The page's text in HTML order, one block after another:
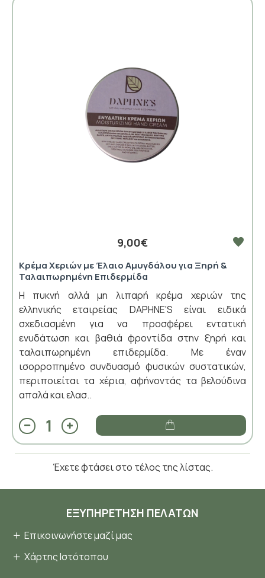
9,00€
Κρέμα Χεριών με Έλαιο Αμυγδάλου για Ξηρή &
Ταλαιπωρημένη Επιδερμίδα
Η πυκνή αλλά μη λιπαρή κρέμα χεριών της
ελληνικής εταιρείας DAPHNE'S είναι ειδικά
σχεδιασμένη για να προσφέρει εντατική
ενυδάτωση και βαθιά φροντίδα στην ξηρή και
ταλαιπωρημένη επιδερμίδα. Με έναν
ισορροπημένο συνδυασμό φυσικών συστατικών,
περιποιείται τα χέρια, αφήνοντάς τα βελούδινα
απαλά και ελασ..
Έχετε φτάσει στο τέλος της λίστας.
ΕΞΥΠΗΡΈΤΗΣΗ ΠΕΛΑΤΏΝ
Επικοινωνήστε μαζί μας
Χάρτης Ιστότοπου